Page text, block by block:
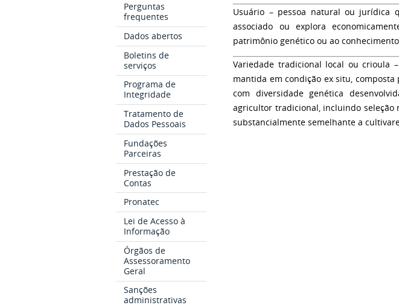
Perguntas
frequentes
Dados abertos
Boletins de
serviços
Programa de
Integridade
Tratamento de
Dados Pessoais
Fundações
Parceiras
Prestação de
Contas
Pronatec
Lei de Acesso à
Informação
Órgãos de
Assessoramento
Geral
Sanções
administrativas
Usuário – pessoa natural ou jurídica
associado ou explora
patrimônio genético ou ao
Variedade tradicional local ou crioula
mantida em condição ex situ,
com diversidade genética
agricultor tradicional, incluindo seleção
substancialmente semelhante a